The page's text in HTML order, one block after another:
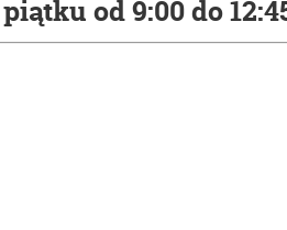
piątku od 9:00 do